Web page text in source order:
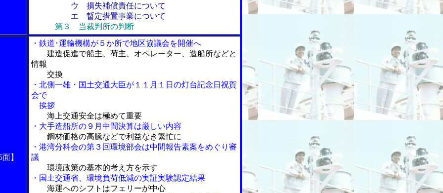
ウ 損失補償責任について
エ 暫定措置事業について
第３ 当裁判所の判断
】
・鉄道･運輸機構が５か所で地区協議会を開催へ
建造促進で船主、荷主、オペレーター、造船所などと
情報
交換
・北側一雄・国土交通大臣が１１月１日の灯台記念日祝賀
会で
挨拶
海上交通安全は極めて重要
・大手造船所の９月中間決算は厳しい内容
鋼材価格の高騰などで利益なき繁忙に
・港湾分科会の第３回環境部会は中間報告素案をめぐり審
議
環境政策の基本的考え方を示す
・国土交通省、環境負荷低減の実証実験認定結果
海運へのシフトはフェリーが中心